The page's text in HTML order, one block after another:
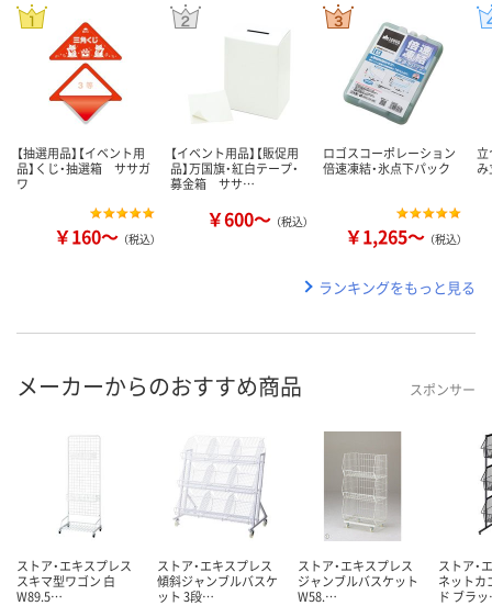
【抽選用品】【イベント用
品】くじ・抽選箱 ササガ
ワ
￥160～ （税込）
【イベント用品】【販促用
品】万国旗・紅白テープ・
募金箱 ササ…
￥600～ （税込）
ロゴスコーポレーション
倍速凍結・氷点下パック
￥1,265～ （税込）
み
ランキングをもっと見る
メーカーからのおすすめ商品 スポンサー
ストア・エキスプレス
スキマ型ワゴン 白
W89.5…
ストア・エキスプレス
傾斜ジャンブルバスケ
ット 3段…
ストア・エキスプレス
ジャンブルバスケット
W58.…
ストア・
ネットカ
ド ブラ